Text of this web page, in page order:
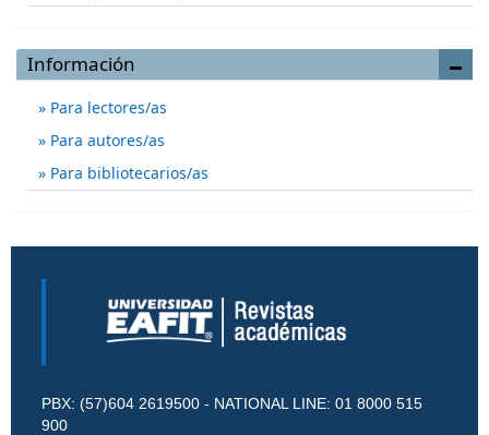
Información
Para lectores/as
Para autores/as
Para bibliotecarios/as
PBX: (57)604 2619500 - NATIONAL LINE: 01 8000 515
900